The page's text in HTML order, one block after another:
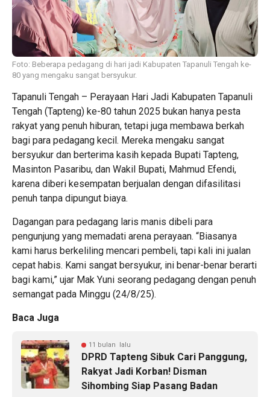
Foto: Beberapa pedagang di hari jadi Kabupaten Tapanuli Tengah ke-
80 yang mengaku sangat bersyukur.
Tapanuli Tengah – Perayaan Hari Jadi Kabupaten Tapanuli
Tengah (Tapteng) ke-80 tahun 2025 bukan hanya pesta
rakyat yang penuh hiburan, tetapi juga membawa berkah
bagi para pedagang kecil. Mereka mengaku sangat
bersyukur dan berterima kasih kepada Bupati Tapteng,
Masinton Pasaribu, dan Wakil Bupati, Mahmud Efendi,
karena diberi kesempatan berjualan dengan difasilitasi
penuh tanpa dipungut biaya.
Dagangan para pedagang laris manis dibeli para
pengunjung yang memadati arena perayaan. “Biasanya
kami harus berkeliling mencari pembeli, tapi kali ini jualan
cepat habis. Kami sangat bersyukur, ini benar-benar berarti
bagi kami,” ujar Mak Yuni seorang pedagang dengan penuh
semangat pada Minggu (24/8/25).
Baca Juga
11 bulan lalu
DPRD Tapteng Sibuk Cari Panggung,
Rakyat Jadi Korban! Disman
Sihombing Siap Pasang Badan